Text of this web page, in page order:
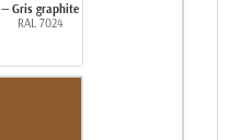
— Gris graphite
RAL 7024